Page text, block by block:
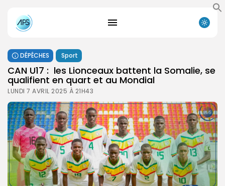
DÉPÊCHES Sport
CAN U17 : les Lionceaux battent la Somalie, se
qualifient en quart et au Mondial
LUNDI 7 AVRIL 2025 À 21H43